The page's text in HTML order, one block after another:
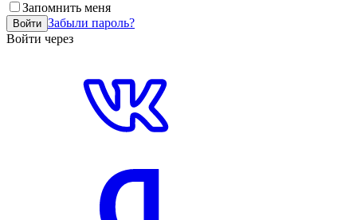
Запомнить меня
Войти Забыли пароль?
Войти через